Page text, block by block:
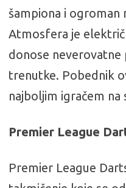
šampiona i ogroman
Atmosfera je
donose
trenutke. Pobednik
najboljim igračem na
Premier League
Premier League